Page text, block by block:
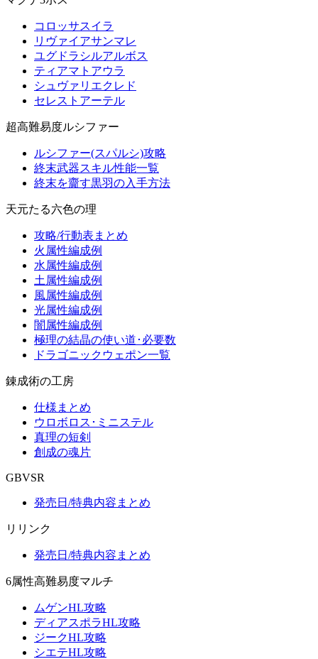
コロッサスイラ
リヴァイアサンマレ
ユグドラシルアルボス
ティアマトアウラ
シュヴァリエクレド
セレストアーテル
超高難易度ルシファー
ルシファー(スパルシ)攻略
終末武器スキル性能一覧
終末を齎す黒羽の入手方法
天元たる六色の理
攻略/行動表まとめ
火属性編成例
水属性編成例
土属性編成例
風属性編成例
光属性編成例
闇属性編成例
極理の結晶の使い道･必要数
ドラゴニックウェポン一覧
錬成術の工房
仕様まとめ
ウロボロス･ミニステル
真理の短剣
創成の魂片
GBVSR
発売日/特典内容まとめ
リリンク
発売日/特典内容まとめ
6属性高難易度マルチ
ムゲンHL攻略
ディアスポラHL攻略
ジークHL攻略
シエテHL攻略